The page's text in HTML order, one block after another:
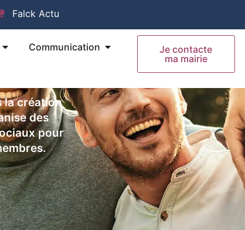
Falck Actu
Ouvrir Mes Démarches
Communication Ouvrir Communication
Je contacte
ma mairie
la création
des
pour